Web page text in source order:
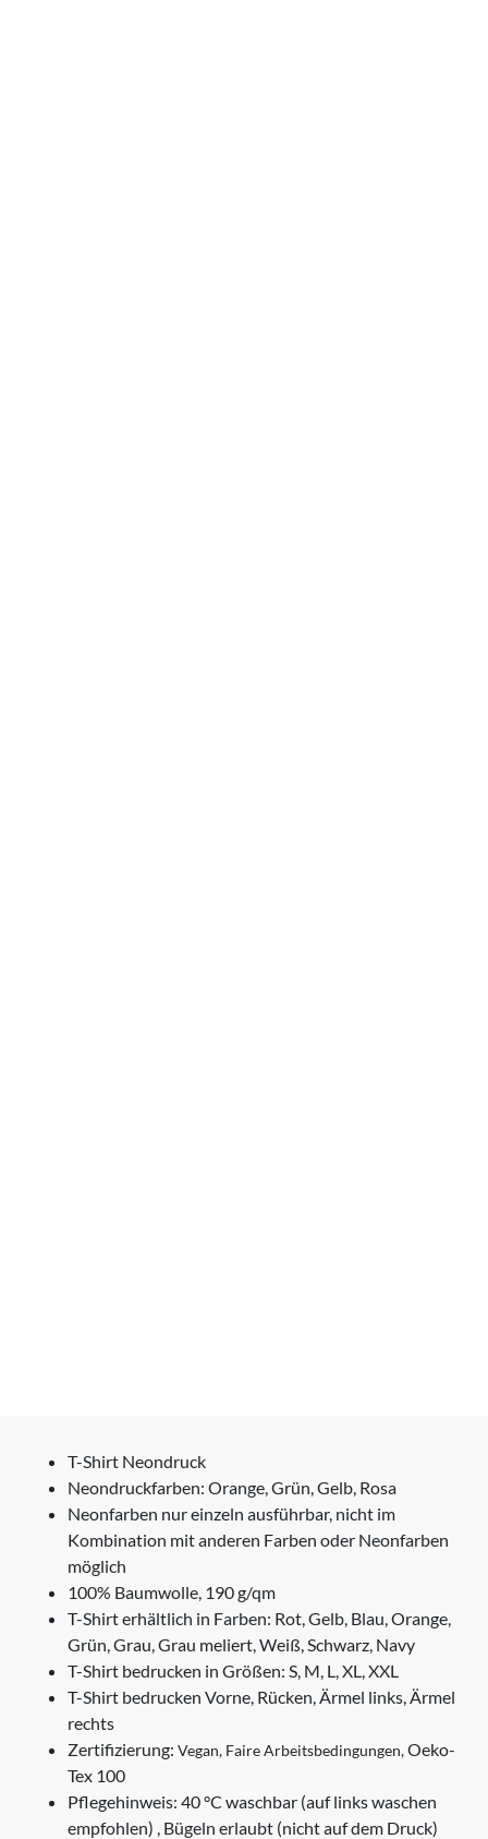
T-Shirt Neondruck
Neondruckfarben: Orange, Grün, Gelb, Rosa
Neonfarben nur einzeln ausführbar, nicht im
Kombination mit anderen Farben oder Neonfarben
möglich
100% Baumwolle, 190 g/qm
T-Shirt erhältlich in Farben: Rot, Gelb, Blau, Orange,
Grün, Grau, Grau meliert, Weiß, Schwarz, Navy
T-Shirt bedrucken in Größen: S, M, L, XL, XXL
T-Shirt bedrucken Vorne, Rücken, Ärmel links, Ärmel
rechts
Zertifizierung: Vegan, Faire Arbeitsbedingungen,Oeko-
Tex 100
Pflegehinweis: 40 °C waschbar (auf links waschen
empfohlen) , Bügeln erlaubt (nicht auf dem Druck)